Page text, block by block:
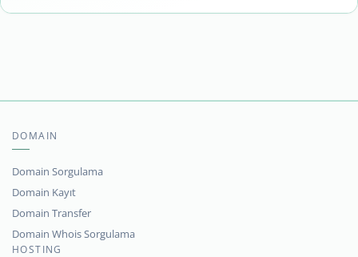
DOMAIN
Domain Sorgulama
Domain Kayıt
Domain Transfer
Domain Whois Sorgulama
HOSTING